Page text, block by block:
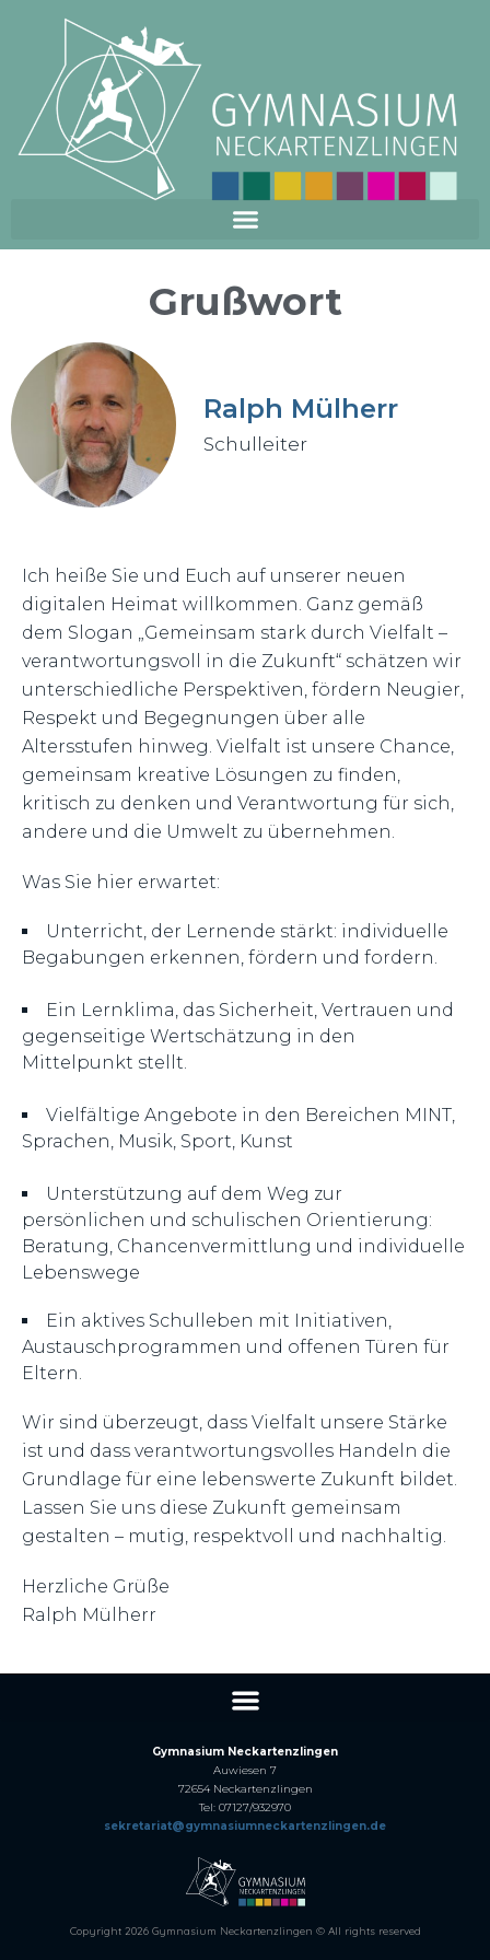
Grußwort
Ralph Mülherr
Schulleiter
Ich heiße Sie und Euch auf unserer neuen
digitalen Heimat willkommen. Ganz gemäß
dem Slogan „Gemeinsam stark durch Vielfalt –
verantwortungsvoll in die Zukunft“ schätzen wir
unterschiedliche Perspektiven, fördern Neugier,
Respekt und Begegnungen über alle
Altersstufen hinweg. Vielfalt ist unsere Chance,
gemeinsam kreative Lösungen zu finden,
kritisch zu denken und Verantwortung für sich,
andere und die Umwelt zu übernehmen.
Was Sie hier erwartet:
Unterricht, der Lernende stärkt: individuelle
Begabungen erkennen, fördern und fordern.
Ein Lernklima, das Sicherheit, Vertrauen und
gegenseitige Wertschätzung in den
Mittelpunkt stellt.
Vielfältige Angebote in den Bereichen MINT,
Sprachen, Musik, Sport, Kunst
Unterstützung auf dem Weg zur
persönlichen und schulischen Orientierung:
Beratung, Chancenvermittlung und individuelle
Lebenswege
Ein aktives Schulleben mit Initiativen,
Austauschprogrammen und offenen Türen für
Eltern.
Wir sind überzeugt, dass Vielfalt unsere Stärke
ist und dass verantwortungsvolles Handeln die
Grundlage für eine lebenswerte Zukunft bildet.
Lassen Sie uns diese Zukunft gemeinsam
gestalten – mutig, respektvoll und nachhaltig.
Herzliche Grüße
Ralph Mülherr
Gymnasium Neckartenzlingen
Auwiesen 7
72654 Neckartenzlingen
Tel: 07127/932970
sekretariat@gymnasiumneckartenzlingen.de
Copyright 2026 Gymnasium Neckartenzlingen © All rights reserved